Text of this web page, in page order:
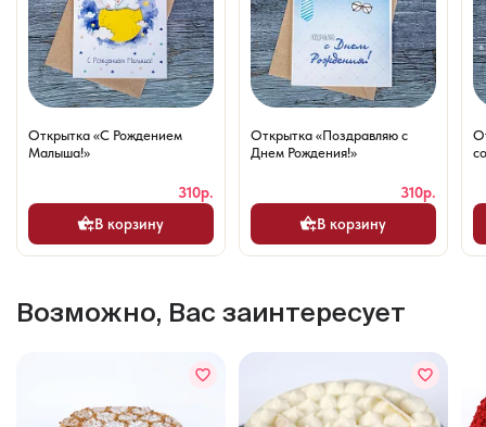
Открытка «С Рождением
Малыша!»
310р.
В корзину
Открытка «Поздравляю с
Днем Рождения!»
310р.
В корзину
Возможно, Вас заинтересует